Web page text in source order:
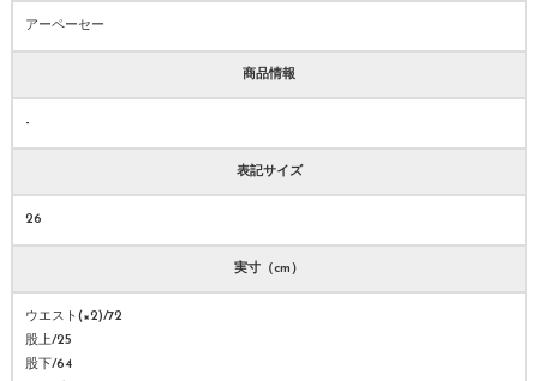
アーペーセー
商品情報
-
表記サイズ
26
実寸（cm）
ウエスト(×2)/72
股上/25
股下/64